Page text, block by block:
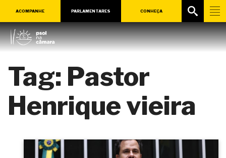
ACOMPANHE PARLAMENTARES CONHEÇA
Tag: Pastor
Henrique vieira